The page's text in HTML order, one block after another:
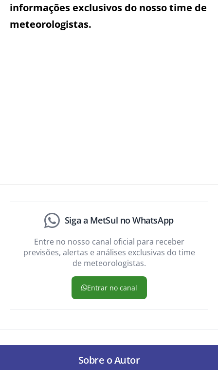
informações exclusivos do nosso time de
meteorologistas.
Siga a MetSul no WhatsApp
Entre no nosso canal oficial para receber
previsões, alertas e análises exclusivas do time
de meteorologistas.
Entrar no canal
Sobre o Autor